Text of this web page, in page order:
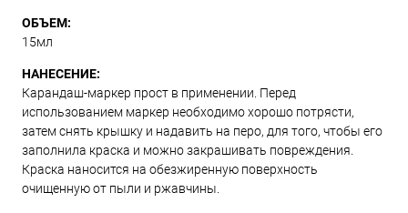
ОБЪЕМ:
15мл
НАНЕСЕНИЕ:
Карандаш-маркер прост в применении. Перед
использованием маркер необходимо хорошо потрясти,
затем снять крышку и надавить на перо, для того, чтобы его
заполнила краска и можно закрашивать повреждения.
Краска наносится на обезжиренную поверхность
очищенную от пыли и ржавчины.